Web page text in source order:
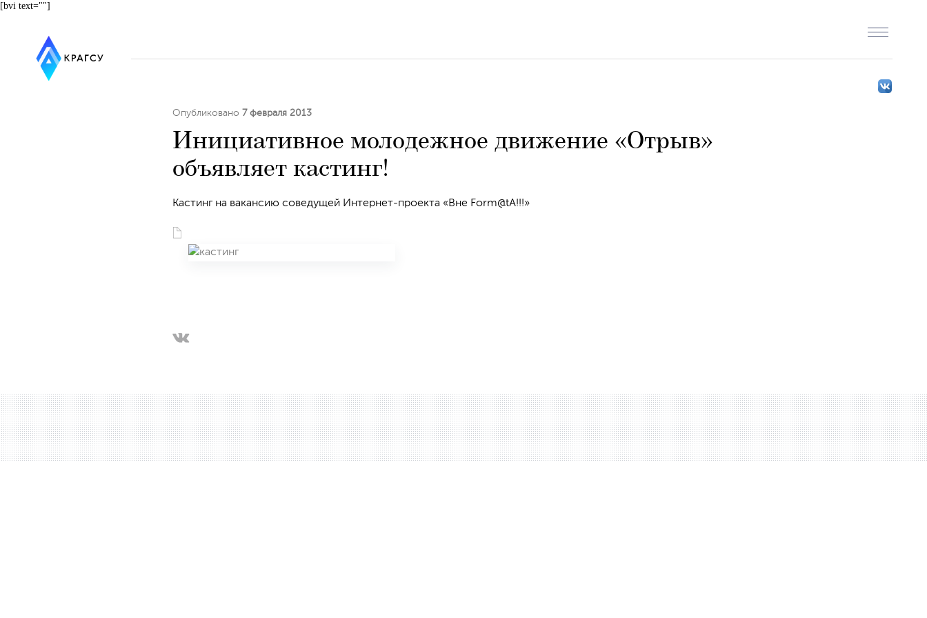
[bvi text=""]
Опубликовано 7 февраля 2013
Инициативное молодежное движение «Отрыв»
объявляет кастинг!
Кастинг на вакансию соведущей Интернет-проекта «Вне Form@tA!!!»